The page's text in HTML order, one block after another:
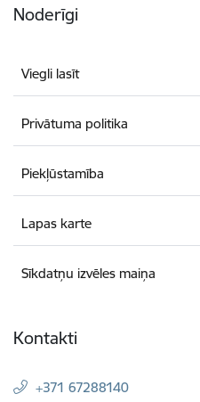
Noderīgi
Viegli lasīt
Privātuma politika
Piekļūstamība
Lapas karte
Sīkdatņu izvēles maiņa
Kontakti
+371 67288140